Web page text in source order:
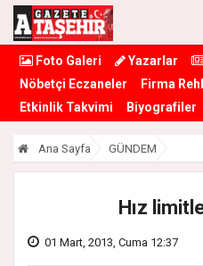
Foto Galeri Yazarlar
Nöbetçi Eczaneler
Firma
Etkinlik Takvimi
Biyografiler
Ana Sayfa GÜNDEM
Hız
01 Mart, 2013, Cuma 12:37